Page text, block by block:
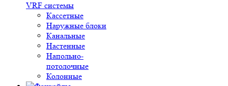
VRF системы
Кассетные
Наружные блоки
Канальные
Настенные
Напольно-
потолочные
Колонные